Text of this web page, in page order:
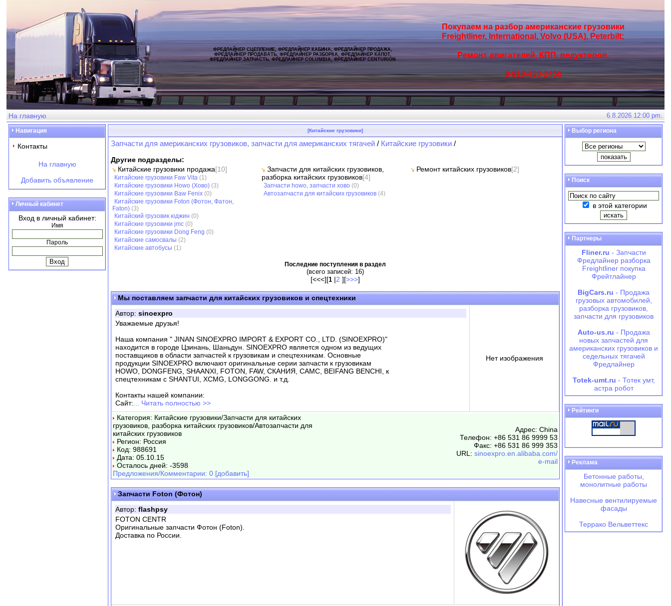
ФРЕДЛАЙНЕР СЦЕПЛЕНИЕ, ФРЕДЛАЙНЕР КАБИНА, ФРЕДЛАЙНЕР ПРОДАЖА,
ФРЕДЛАЙНЕР ПРОДАВАТЬ, ФРЕДЛАЙНЕР РАЗБОРКА, ФРЕДЛАЙНЕР КАПОТ,
ФРЕДЛАЙНЕР ЗАПЧАСТЬ, ФРЕДЛАЙНЕР COLUMBIA, ФРЕДЛАЙНЕР CENTURION
Покупаем на разбор американские грузовики
Freightliner, International, Volvo (USA), Peterbilt;
Ремонт двигателей, КПП, редукторов.
8-910-433-2456
На главную 6.8.2026 12:00 pm.
Навигация
Контакты
На главную
Добавить объявление
Личный кабинет
Вход в личный кабинет:
Имя
Пароль
[Китайские грузовики]
Запчасти для американских грузовиков, запчасти для американских тягачей / Китайские грузовики /
Другие подразделы:
Китайские грузовики продажа[10]
Китайские грузовики Faw Vita (1)
Китайские грузовики Howo (Хово) (3)
Китайские грузовики Baw Fenix (0)
Китайские грузовики Foton (Фотон, Фатон,
Faton) (3)
Китайский грузовик юджин (0)
Китайские грузовики jmc (0)
Китайские грузовики Dong Feng (0)
Китайские самосвалы (2)
Китайские автобусы (1)
Запчасти для китайских грузовиков,
разборка китайских грузовиков[4]
Запчасти howo, запчасти хово (0)
Автозапчасти для китайских грузовиков (4)
Ремонт китайских грузовиков[2]
Последние поступления в раздел
(всего записей: 16)
[<<<][1 |2 ][>>>]
Мы поставляем запчасти для китайских грузовиков и спецтехники
Автор: sinoexpro
Уважаемые друзья!
Наша компания " JINAN SINOEXPRO IMPORT & EXPORT CO., LTD. (SINOEXPRO)"
находится в городе Цзинань, Шаньдун. SINOEXPRO является одном из ведущих
поставщиков в области запчастей к грузовикам и спецтехникам. Основные
продукции SINOEXPRO включают оригинальные серии запчасти к грузовикам
HOWO, DONGFENG, SHAANXI, FOTON, FAW, СКАНИЯ, CAMC, BEIFANG BENCHI, к
спецтехникам с SHANTUI, XCMG, LONGGONG. и т.д.
Контакты нашей компании:
Сайт: ... Читать полностью >>
Нет изображения
Категория: Китайские грузовики/Запчасти для китайских
грузовиков, разборка китайских грузовиков/Автозапчасти для
китайских грузовиков
Регион: Россия
Код: 988691
Дата: 05.10.15
Осталось дней: -3598
Предложения/Комментарии: 0 [добавить]
Адрес: China
Телефон: +86 531 86 9999 53
Факс: +86 531 86 999 353
URL: sinoexpro.en.alibaba.com/
e-mail
Запчасти Foton (Фотон)
Автор: flashpsy
FOTON CENTR
Оригинальные запчасти Фотон (Foton).
Доставка по России.
Выбор региона
Поиск
в этой категории
Партнеры
Fliner.ru - Запчасти
Фредлайнер разборка
Freightliner покупка
Фрейтлайнер
BigCars.ru - Продажа
грузовых автомобилей,
разборка грузовиков,
запчасти для грузовиков
Auto-us.ru - Продажа
новых запчастей для
американских грузовиков и
седельных тягачей
Фредлайнер
Totek-umt.ru - Тотек умт,
астра робот
Рейтинги
Реклама
Бетонные работы,
монолитные работы
Навесные вентилируемые
фасады
Террако Вельветтекс